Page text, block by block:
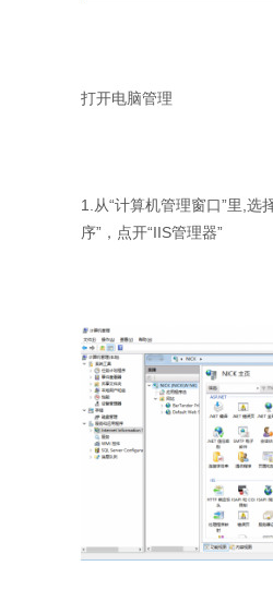
打开电脑管理
1.从“计算机管理窗口”里,选
序”，点开“IIS管理器”